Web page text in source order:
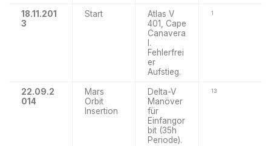
18.11.201
3
Start
Atlas V
401, Cape
Canavera
l.
Fehlerfrei
er
Aufstieg.
1
22.09.2
014
Mars
Orbit
Insertion
Delta-V
Manöver
für
Einfangor
bit (35h
Periode).
13